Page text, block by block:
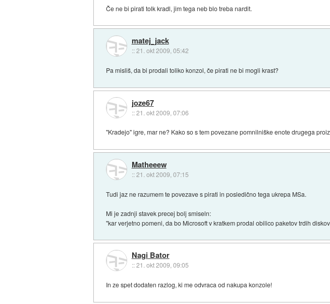
Če ne bi pirati tolk kradl, jim tega neb blo treba nardit.
matej_jack
::21. okt 2009, 05:42
Pa misliš, da bi prodali toliko konzol, če pirati ne bi mogli krast?
joze67
::21. okt 2009, 07:06
"Kradejo" igre, mar ne? Kako so s tem povezane pomnilniške enote drugega
Matheeew
::21. okt 2009, 07:15
Tudi jaz ne razumem te povezave s pirati in posledično tega ukrepa MSa.
Mi je zadnji stavek precej bolj smiseln:
"kar verjetno pomeni, da bo Microsoft v kratkem prodal obilico paketov trdih
Nagi Bator
::21. okt 2009, 09:05
In ze spet dodaten razlog, ki me odvraca od nakupa konzole!